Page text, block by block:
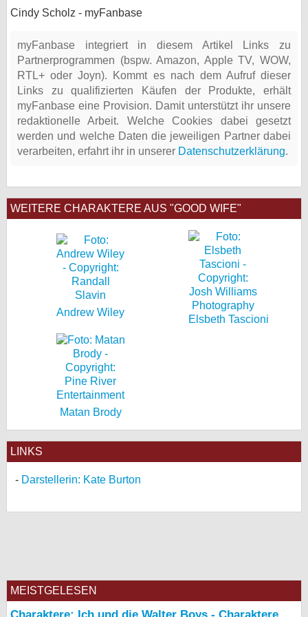
Cindy Scholz - myFanbase
myFanbase integriert in diesem Artikel Links zu
Partnerprogrammen (bspw. Amazon, Apple TV, WOW,
RTL+ oder Joyn). Kommt es nach dem Aufruf dieser
Links zu qualifizierten Käufen der Produkte, erhält
myFanbase eine Provision. Damit unterstützt ihr unsere
redaktionelle Arbeit. Welche Cookies dabei gesetzt
werden und welche Daten die jeweiligen Partner dabei
verarbeiten, erfahrt ihr in unserer Datenschutzerklärung.
WEITERE CHARAKTERE AUS "GOOD WIFE"
Andrew Wiley
Elsbeth Tascioni
Matan Brody
LINKS
Darstellerin: Kate Burton
MEISTGELESEN